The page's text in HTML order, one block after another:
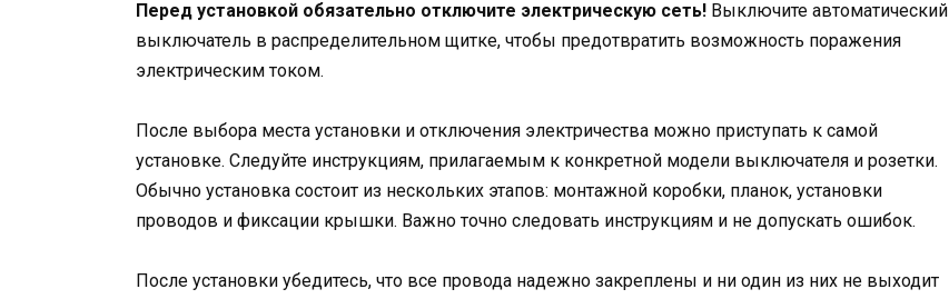
Перед установкой обязательно отключите электрическую сеть! Выключите автоматический
выключатель в распределительном щитке, чтобы предотвратить возможность поражения
электрическим током.
После выбора места установки и отключения электричества можно приступать к самой
установке. Следуйте инструкциям, прилагаемым к конкретной модели выключателя и розетки.
Обычно установка состоит из нескольких этапов: монтажной коробки, планок, установки
проводов и фиксации крышки. Важно точно следовать инструкциям и не допускать ошибок.
После установки убедитесь, что все провода надежно закреплены и ни один из них не выходит